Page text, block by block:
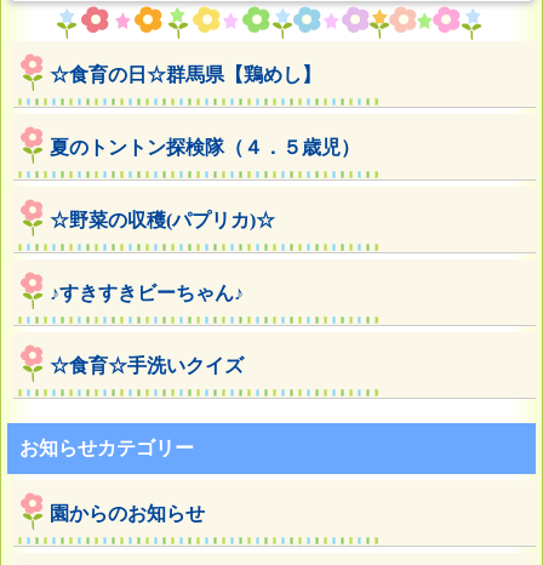
☆食育の日☆群馬県【鶏めし】
夏のトントン探検隊（４．５歳児）
☆野菜の収穫(パプリカ)☆
♪すきすきビーちゃん♪
☆食育☆手洗いクイズ
お知らせカテゴリー
園からのお知らせ